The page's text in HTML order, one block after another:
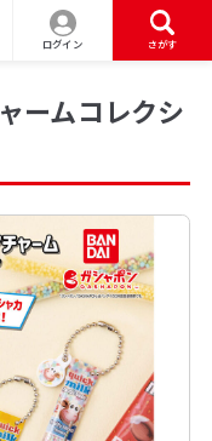
ログイン さがす
ームコレクシ